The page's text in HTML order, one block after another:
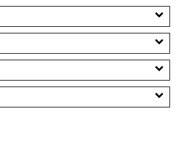
EUR
EUR
PREISFILTER ANWENDEN